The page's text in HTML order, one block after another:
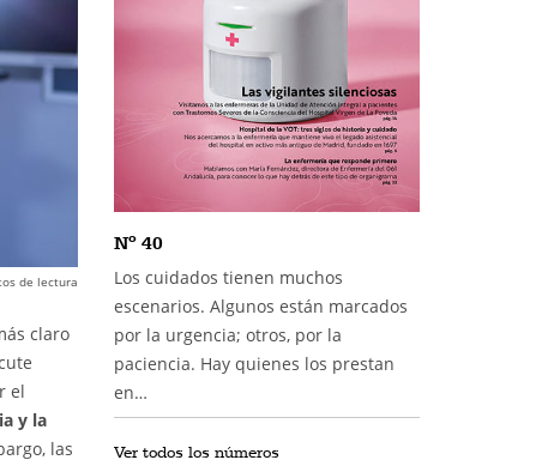
de lectura
claro
el
y la
las
Nº 40
Los cuidados tienen muchos
escenarios. Algunos están marcados
por la urgencia; otros, por la
paciencia. Hay quienes los prestan
en…
Ver todos los números